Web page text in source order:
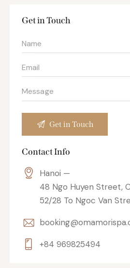
Get in Touch
Contact Info
Hanoi —
48 Ngo Huyen Street,
52/28 To Ngoc Van
+84 969825494